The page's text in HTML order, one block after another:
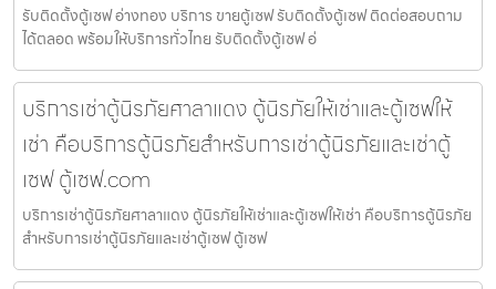
รับติดตั้งตู้เซฟ อ่างทอง บริการ ขายตู้เซฟ รับติดตั้งตู้เซฟ ติดต่อสอบถาม
ได้ตลอด พร้อมให้บริการทั่วไทย รับติดตั้งตู้เซฟ อ่
บริการเช่าตู้นิรภัยศาลาแดง ตู้นิรภัยให้เช่าและตู้เซฟให้
เช่า คือบริการตู้นิรภัยสำหรับการเช่าตู้นิรภัยและเช่าตู้
เซฟ ตู้เซฟ.com
บริการเช่าตู้นิรภัยศาลาแดง ตู้นิรภัยให้เช่าและตู้เซฟให้เช่า คือบริการตู้นิรภัย
สำหรับการเช่าตู้นิรภัยและเช่าตู้เซฟ ตู้เซฟ